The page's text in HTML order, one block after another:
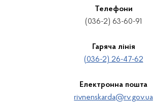
Телефони
(036-2) 63-60-91
Гаряча лінія
(036-2) 26-47-62
Електронна пошта
rivnenskarda@rv.gov.ua